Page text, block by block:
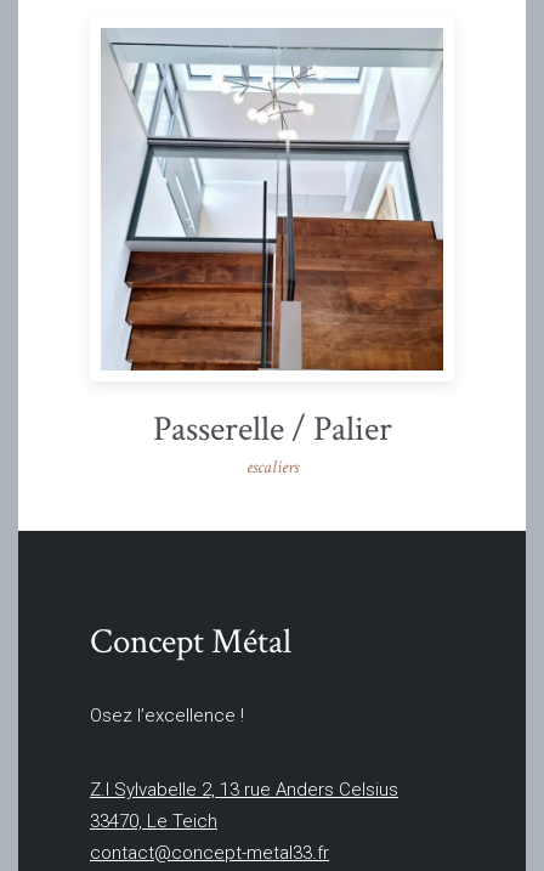
Passerelle / Palier
escaliers
Concept Métal
Osez l’excellence !
Z.I Sylvabelle 2, 13 rue Anders Celsius
33470, Le Teich
contact@concept-metal33.fr